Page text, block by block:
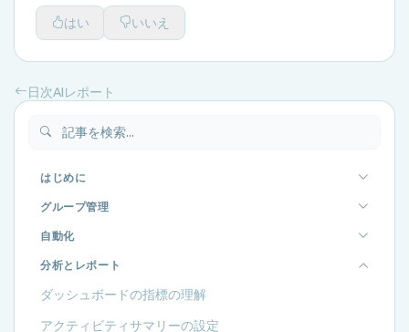
はい いいえ
日次AIレポート
はじめに
グループ管理
自動化
分析とレポート
ダッシュボードの指標の理解
アクティビティサマリーの設定